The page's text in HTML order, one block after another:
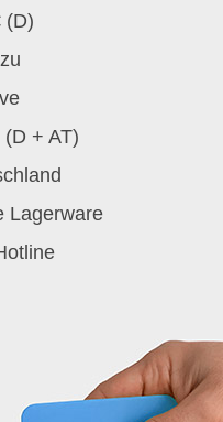
(D)
+ AT)
Lagerware